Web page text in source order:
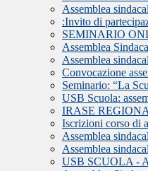
Assemblea
:Invito di
SEMINARIO
Assemblea
Assemblea
Convocazione
Seminario: “La
USB Scuola:
IRASE
Iscrizioni corso di
Assemblea
Assemblea
USB SCUOLA -